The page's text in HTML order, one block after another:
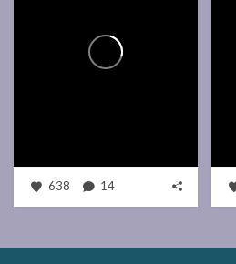
638 14